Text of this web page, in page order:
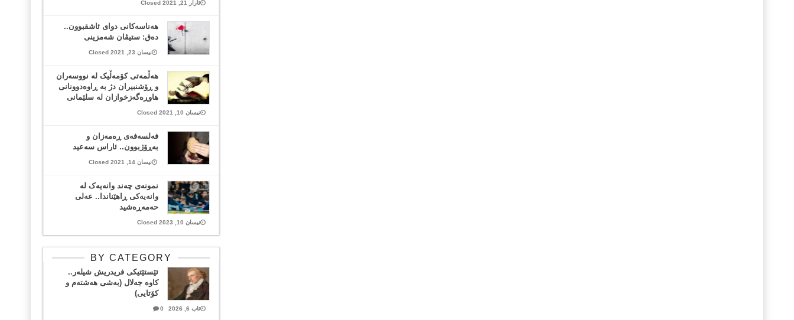
ئازار 21, 2021 Closed
هەناسەکانی دوای ئاشقبوون..
دەق: ستیڤان شەمزینی
نیسان 23, 2021 Closed
هەڵمەتی کۆمەڵيک لە نووسەران
و ڕۆشنبیران دژ بە ڕاوەدوونانی
هاوڕەگەزخوازان لە سلێمانی
نیسان 10, 2021 Closed
فەلسەفەی ڕەمەزان و
بەڕۆژبوون.. ئاراس سەعید
نیسان 14, 2021 Closed
نمونەی چەند وانەیەک لە
وانەیەکی ڕاهێناندا.. عەلی
حەمەڕەشید
نیسان 10, 2023 Closed
BY CATEGORY
ئێستێتیکی فریدریش شیلەر..
کاوە جەلال (بەشی هەشتەم و
کۆتایی)
ئاب 6, 2026 0